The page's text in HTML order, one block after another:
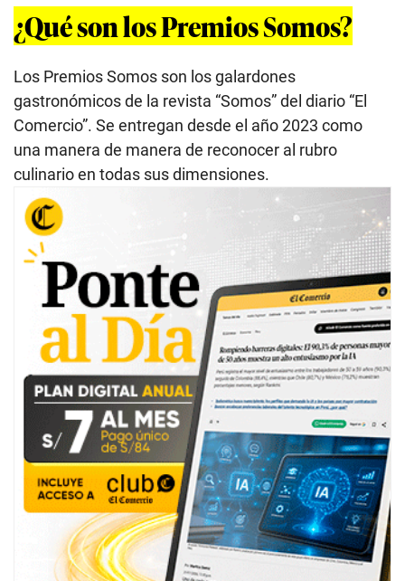
¿Qué son los Premios Somos?
Los Premios Somos son los galardones
gastronómicos de la revista “Somos” del diario “El
Comercio”. Se entregan desde el año 2023 como
una manera de manera de reconocer al rubro
culinario en todas sus dimensiones.